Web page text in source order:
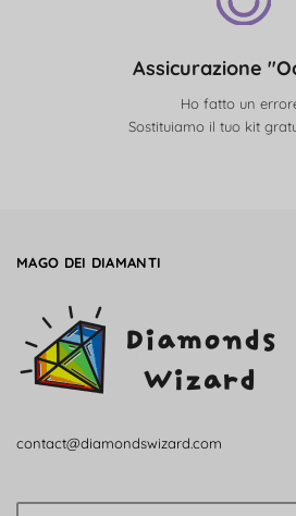
Assicurazione
Ho fatto un
Sostituiamo il tuo kit
MAGO DEI DIAMANTI
contact@diamondswizard.com